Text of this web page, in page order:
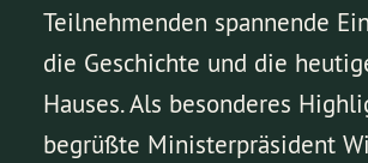
Teilnehmenden spannende
die Geschichte und die
Hauses. Als besonderes
begrüßte Ministerpräsident